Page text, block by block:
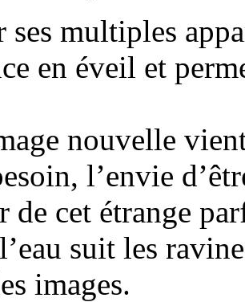
ses multiples
en éveil et
nouvelle
l’envie
de cet étrange
suit les
images.